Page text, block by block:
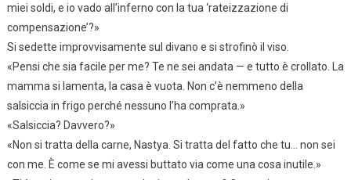
miei soldi, e io vado all’inferno con la tua ‘rateizzazione di
compensazione’?»
Si sedette improvvisamente sul divano e si strofinò il viso.
«Pensi che sia facile per me? Te ne sei andata — e tutto è crollato. La
mamma si lamenta, la casa è vuota. Non c’è nemmeno della
salsiccia in frigo perché nessuno l’ha comprata.»
«Salsiccia? Davvero?»
«Non si tratta della carne, Nastya. Si tratta del fatto che tu… non sei
con me. È come se mi avessi buttato via come una cosa inutile.»